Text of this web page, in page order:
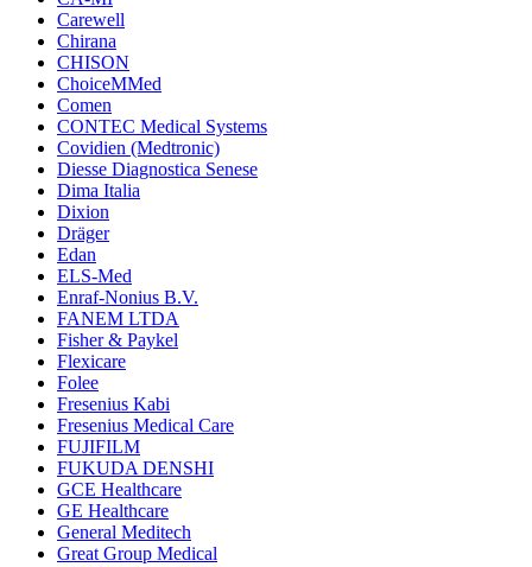
Carewell
Chirana
CHISON
ChoiceMMed
Comen
CONTEC Medical Systems
Covidien (Medtronic)
Diesse Diagnostica Senese
Dima Italia
Dixion
Dräger
Edan
ELS-Med
Enraf-Nonius B.V.
FANEM LTDA
Fisher & Paykel
Flexicare
Folee
Fresenius Kabi
Fresenius Medical Care
FUJIFILM
FUKUDA DENSHI
GCE Healthcare
GE Healthcare
General Meditech
Great Group Medical